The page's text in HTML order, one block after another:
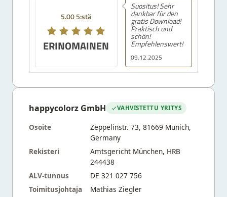
5.00 5:stä
ERINOMAINEN
09.12.2025
Suositus! Sehr
dankbar für den
gratis Download!
Praktisch und
schön!
Empfehlenswert!
happycolorz GmbH VAHVISTETTU YRITYS
Osoite
Zeppelinstr. 73, 81669 Munich,
Germany
Rekisteri
Amtsgericht München, HRB
244438
ALV-tunnus
DE 321 027 756
Toimitusjohtaja
Mathias Ziegler